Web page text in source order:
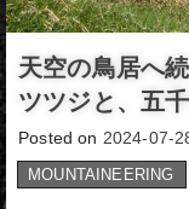
天空の鳥居へ
ツツジと、五
Posted on 2024-07-
MOUNTAINEERING